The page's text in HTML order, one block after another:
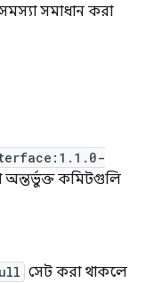
সমাধান করা
অন্তর্ভুক্ত কমিটগুলি
সেট করা থাকলে